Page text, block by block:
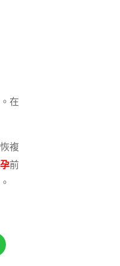
在
複
前